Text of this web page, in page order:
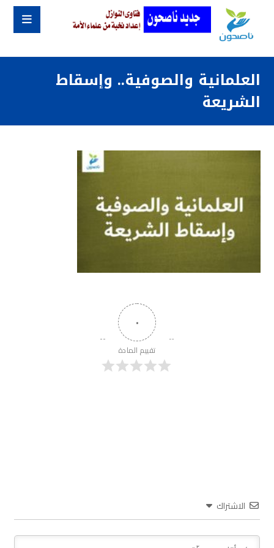
العلمانية والصوفية.. وإسقاط
الشريعة
٠
تقييم المادة
الاشتراك